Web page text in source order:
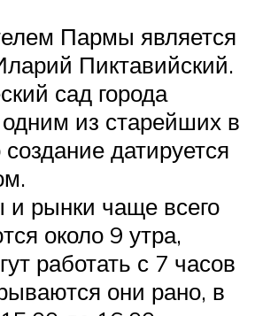
Пармы является
Пиктавийский.
сад города
одним из старейших в
датируется
и рынки чаще всего
около 9 утра,
работать с 7 часов
они рано, в